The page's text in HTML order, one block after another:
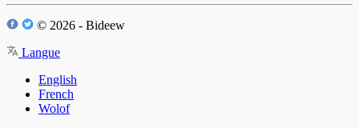
© 2026 - Bideew
Langue
English
French
Wolof